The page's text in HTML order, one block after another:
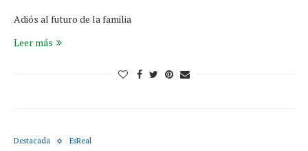
Adiós al futuro de la familia
Leer más
Destacada EsReal